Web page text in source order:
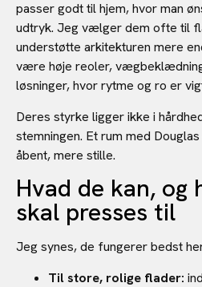
passer godt til hjem, hvor man
udtryk. Jeg vælger dem ofte til
understøtte arkitekturen mere
være høje reoler,
løsninger, hvor rytme og ro er
Deres styrke ligger ikke i
stemningen. Et rum med
åbent, mere stille.
Hvad de kan, og
skal presses til
Jeg synes, de fungerer bedst
Til store, rolige flader: